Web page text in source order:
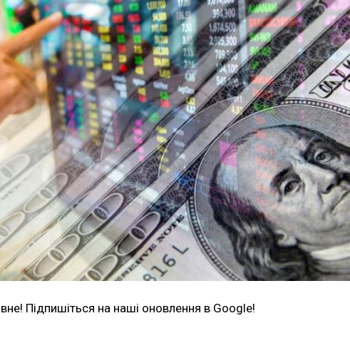
Підпишіться на наші оновлення в Google!